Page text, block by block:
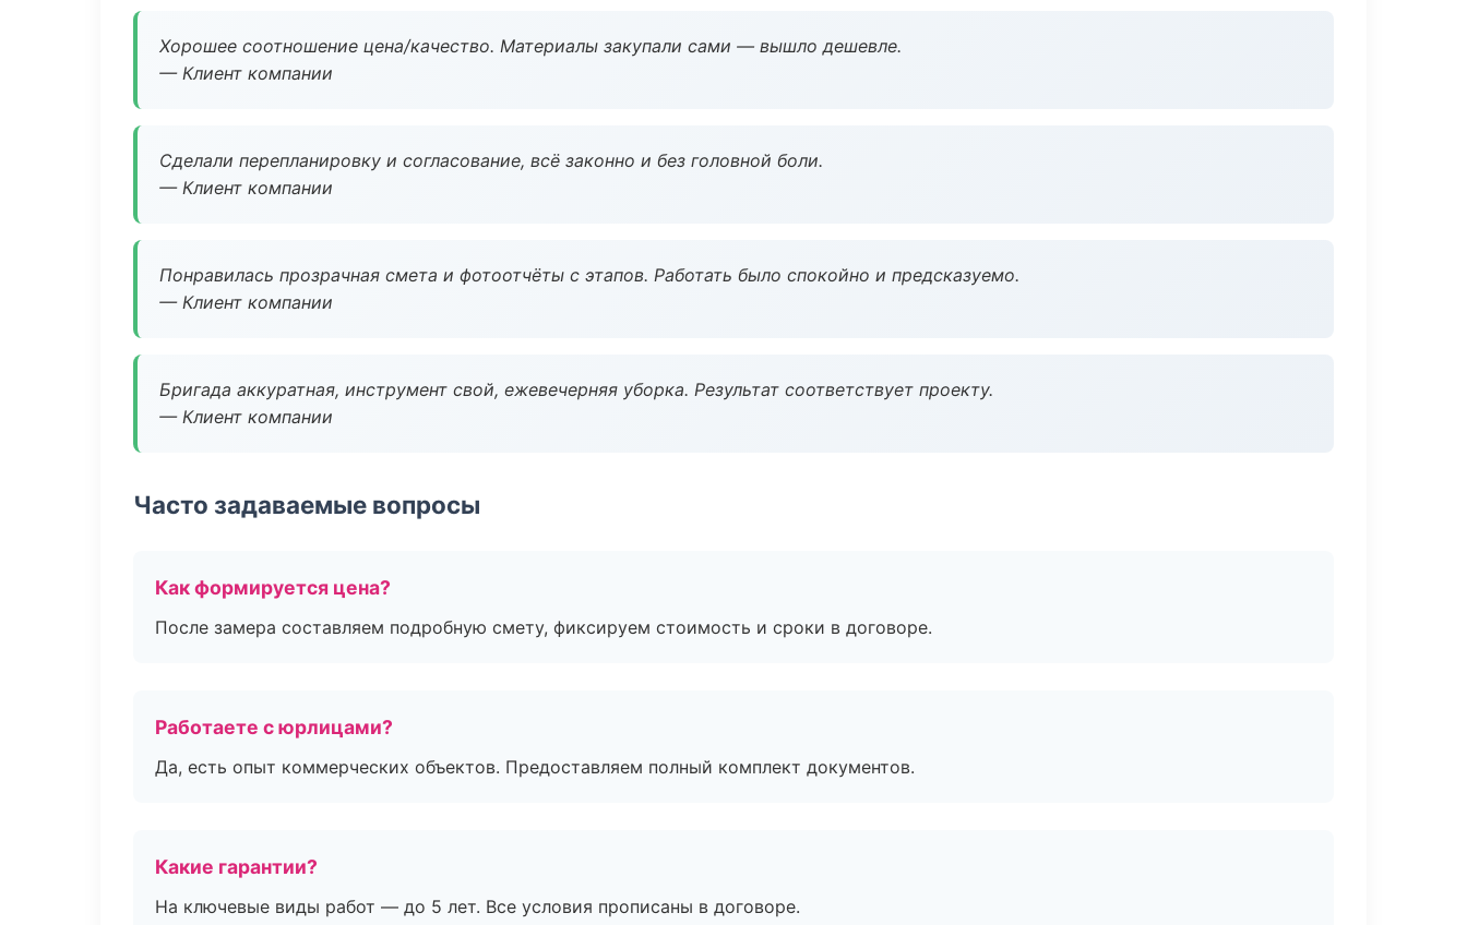
Хорошее соотношение цена/качество. Материалы закупали сами — вышло дешевле.
— Клиент компании
Сделали перепланировку и согласование, всё законно и без головной боли.
— Клиент компании
Понравилась прозрачная смета и фотоотчёты с этапов. Работать было спокойно и предсказуемо.
— Клиент компании
Бригада аккуратная, инструмент свой, ежевечерняя уборка. Результат соответствует проекту.
— Клиент компании
Часто задаваемые вопросы
Как формируется цена?
После замера составляем подробную смету, фиксируем стоимость и сроки в договоре.
Работаете с юрлицами?
Да, есть опыт коммерческих объектов. Предоставляем полный комплект документов.
Какие гарантии?
На ключевые виды работ — до 5 лет. Все условия прописаны в договоре.